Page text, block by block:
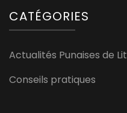
CATÉGORIES
Actualités Punaises de Lit
Conseils pratiques